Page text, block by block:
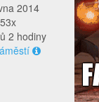
2014
2 hodiny